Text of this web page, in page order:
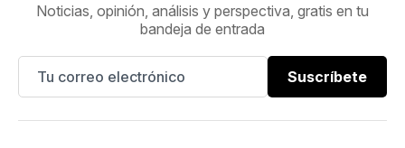
Noticias, opinión, análisis y perspectiva, gratis en tu
bandeja de entrada
Suscríbete